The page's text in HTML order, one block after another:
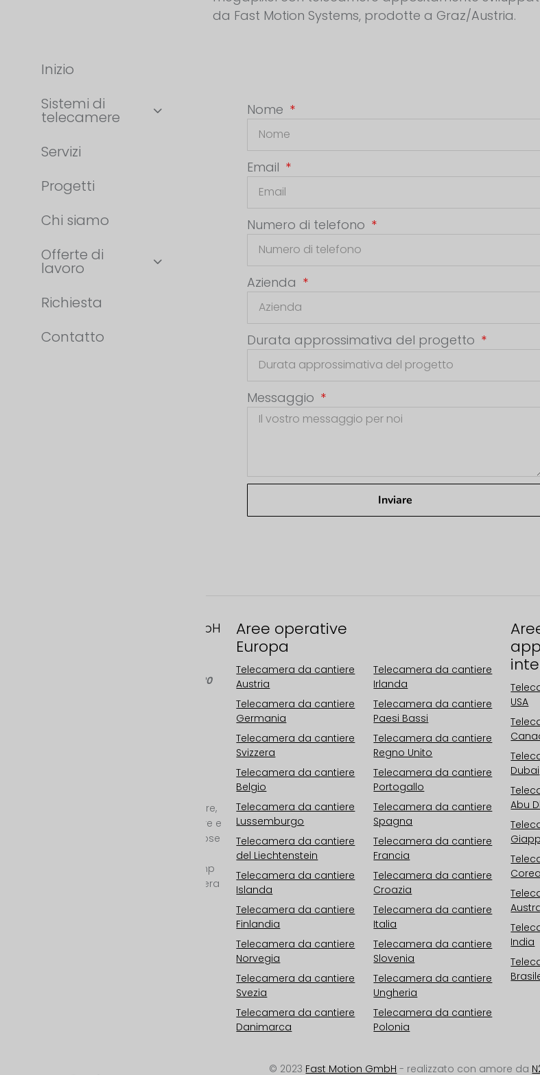
da Fast Motion Systems, prodotte a Graz/Austria.
Nome
Email
Numero di telefono
Azienda
Durata approssimativa del progetto
Messaggio
Inviare
FAST MOTION GmbH
Telefono: +43 676 66 20
telecamere da cantiere,
time-lapse da cantiere e
documentari time-lapse
risoluzione da 6K/25mp
a 11K/100mp. Telecamera
Aree operative
Europa
Telecamera da cantiere
Austria
Telecamera da cantiere
Germania
Telecamera da cantiere
Svizzera
Telecamera da cantiere
Belgio
Telecamera da cantiere
Lussemburgo
Telecamera da cantiere
del Liechtenstein
Telecamera da cantiere
Islanda
Telecamera da cantiere
Finlandia
Telecamera da cantiere
Norvegia
Telecamera da cantiere
Svezia
Telecamera da cantiere
Danimarca
Telecamera da cantiere
Irlanda
Telecamera da cantiere
Paesi Bassi
Telecamera da cantiere
Regno Unito
Telecamera da cantiere
Portogallo
Telecamera da cantiere
Spagna
Telecamera da cantiere
Francia
Telecamera da cantiere
Croazia
Telecamera da cantiere
Italia
Telecamera da cantiere
Slovenia
Telecamera da cantiere
Ungheria
Telecamera da cantiere
Polonia
USA
Dubai
Abu
India
© 2023 Fast Motion GmbH - realizzato con amore da
Inizio
Sistemi di
telecamere
Servizi
Progetti
Chi siamo
Offerte di
lavoro
Richiesta
Contatto